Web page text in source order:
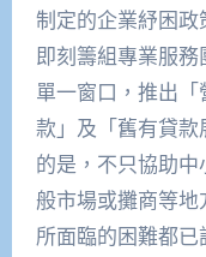
制定的企業紓困
即刻籌組專業服
單一窗口，推出
款」及「舊有貸
的是，不只協助
般市場或攤商等
所面臨的困難都